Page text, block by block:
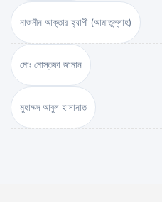
নাজনীন আক্তার হ্যাপী (আমাতুল্লাহ)
মোঃ মোস্তফা জামান
মুহাম্মদ আবুল হাসানাত